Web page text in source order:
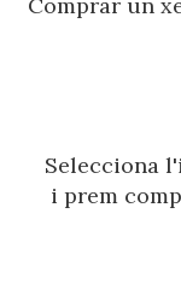
Selecciona
i prem
funció de l'anàlisi
servei.
Aquestes
informació
de l'usuari a
hàbits de